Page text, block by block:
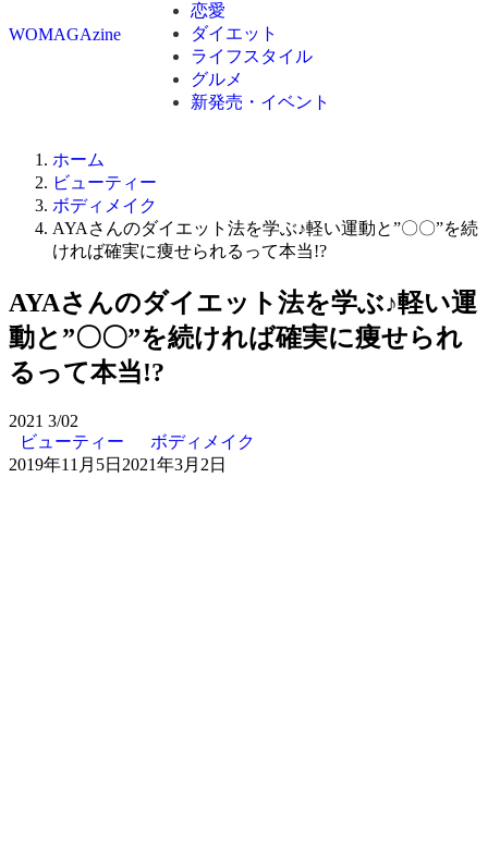
WOMAGAzine
恋愛
ダイエット
ライフスタイル
グルメ
新発売・イベント
ホーム
ビューティー
ボディメイク
AYAさんのダイエット法を学ぶ♪軽い運動と”〇〇”を続
ければ確実に痩せられるって本当!?
AYAさんのダイエット法を学ぶ♪軽い運
動と”〇〇”を続ければ確実に痩せられ
るって本当!?
2021 3/02
ビューティー
ボディメイク
2019年11月5日 2021年3月2日